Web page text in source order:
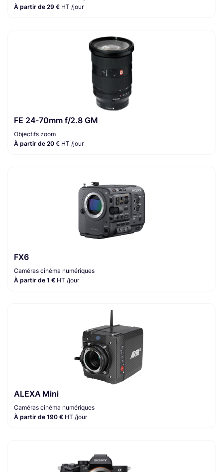
À partir de 29 € HT /jour
FE 24-70mm f/2.8 GM
Objectifs zoom
À partir de 20 € HT /jour
FX6
Caméras cinéma numériques
À partir de 1 € HT /jour
ALEXA Mini
Caméras cinéma numériques
À partir de 190 € HT /jour